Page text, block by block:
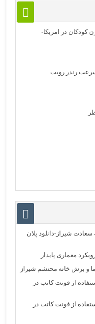
کودکان در امریکا-
رندر رویت
سعادت شیراز-دانلود پلان
معماری پایدار
و برش خانه محتشم شیراز
از فونت کاتب در
از فونت کاتب در